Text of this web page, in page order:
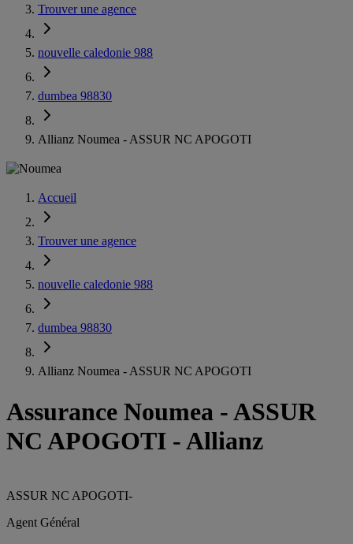
Trouver une agence
nouvelle caledonie 988
dumbea 98830
Allianz Noumea - ASSUR NC APOGOTI
Accueil
Trouver une agence
nouvelle caledonie 988
dumbea 98830
Allianz Noumea - ASSUR NC APOGOTI
Assurance Noumea -ASSUR
NC APOGOTI - Allianz
ASSUR NC APOGOTI-
Agent Général